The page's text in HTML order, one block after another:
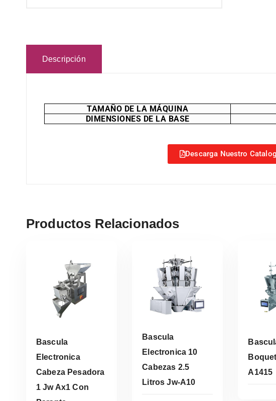
Descripción
TAMAÑO DE LA MÁQUINA
DIMENSIONES DE LA BASE
Descarga Nuestro
Productos Relacionados
Leer Más
Bascula
Electronica
Cabeza Pesadora
1 Jw Ax1 Con
Leer Más
Bascula
Electronica 10
Cabezas 2.5
Litros Jw-A10
A1415